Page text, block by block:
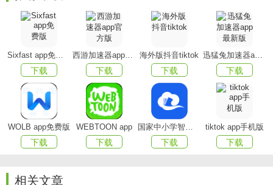
小米小说手机版特色
有精选、排行、分类、书架几个模块。精选包括推荐、
男频、女频、全本几个栏目，排行榜有男生、妇生、飙升
榜，更新榜、全本榜。分类有都市、现言、玄幻、穿越、仙
侠、灵异、游戏、军事、武侠、奇幻、历史、竞技、纯爱、
科幻、其他分类。支持书籍搜索。书籍支持试读、加入书
架、下载，在线阅读。
小米小说应用功能
【全新界面】
Sixfast app免费版
下载
西游加速器app官方版
下载
海外版抖音tiktok
下载
迅猛兔加速器app最新版
下载
WOLB app免费版
下载
WEBTOON app
下载
国家中小学智慧教育平台app(智慧中小学)
下载
tiktok app手机版
下载
相关文章